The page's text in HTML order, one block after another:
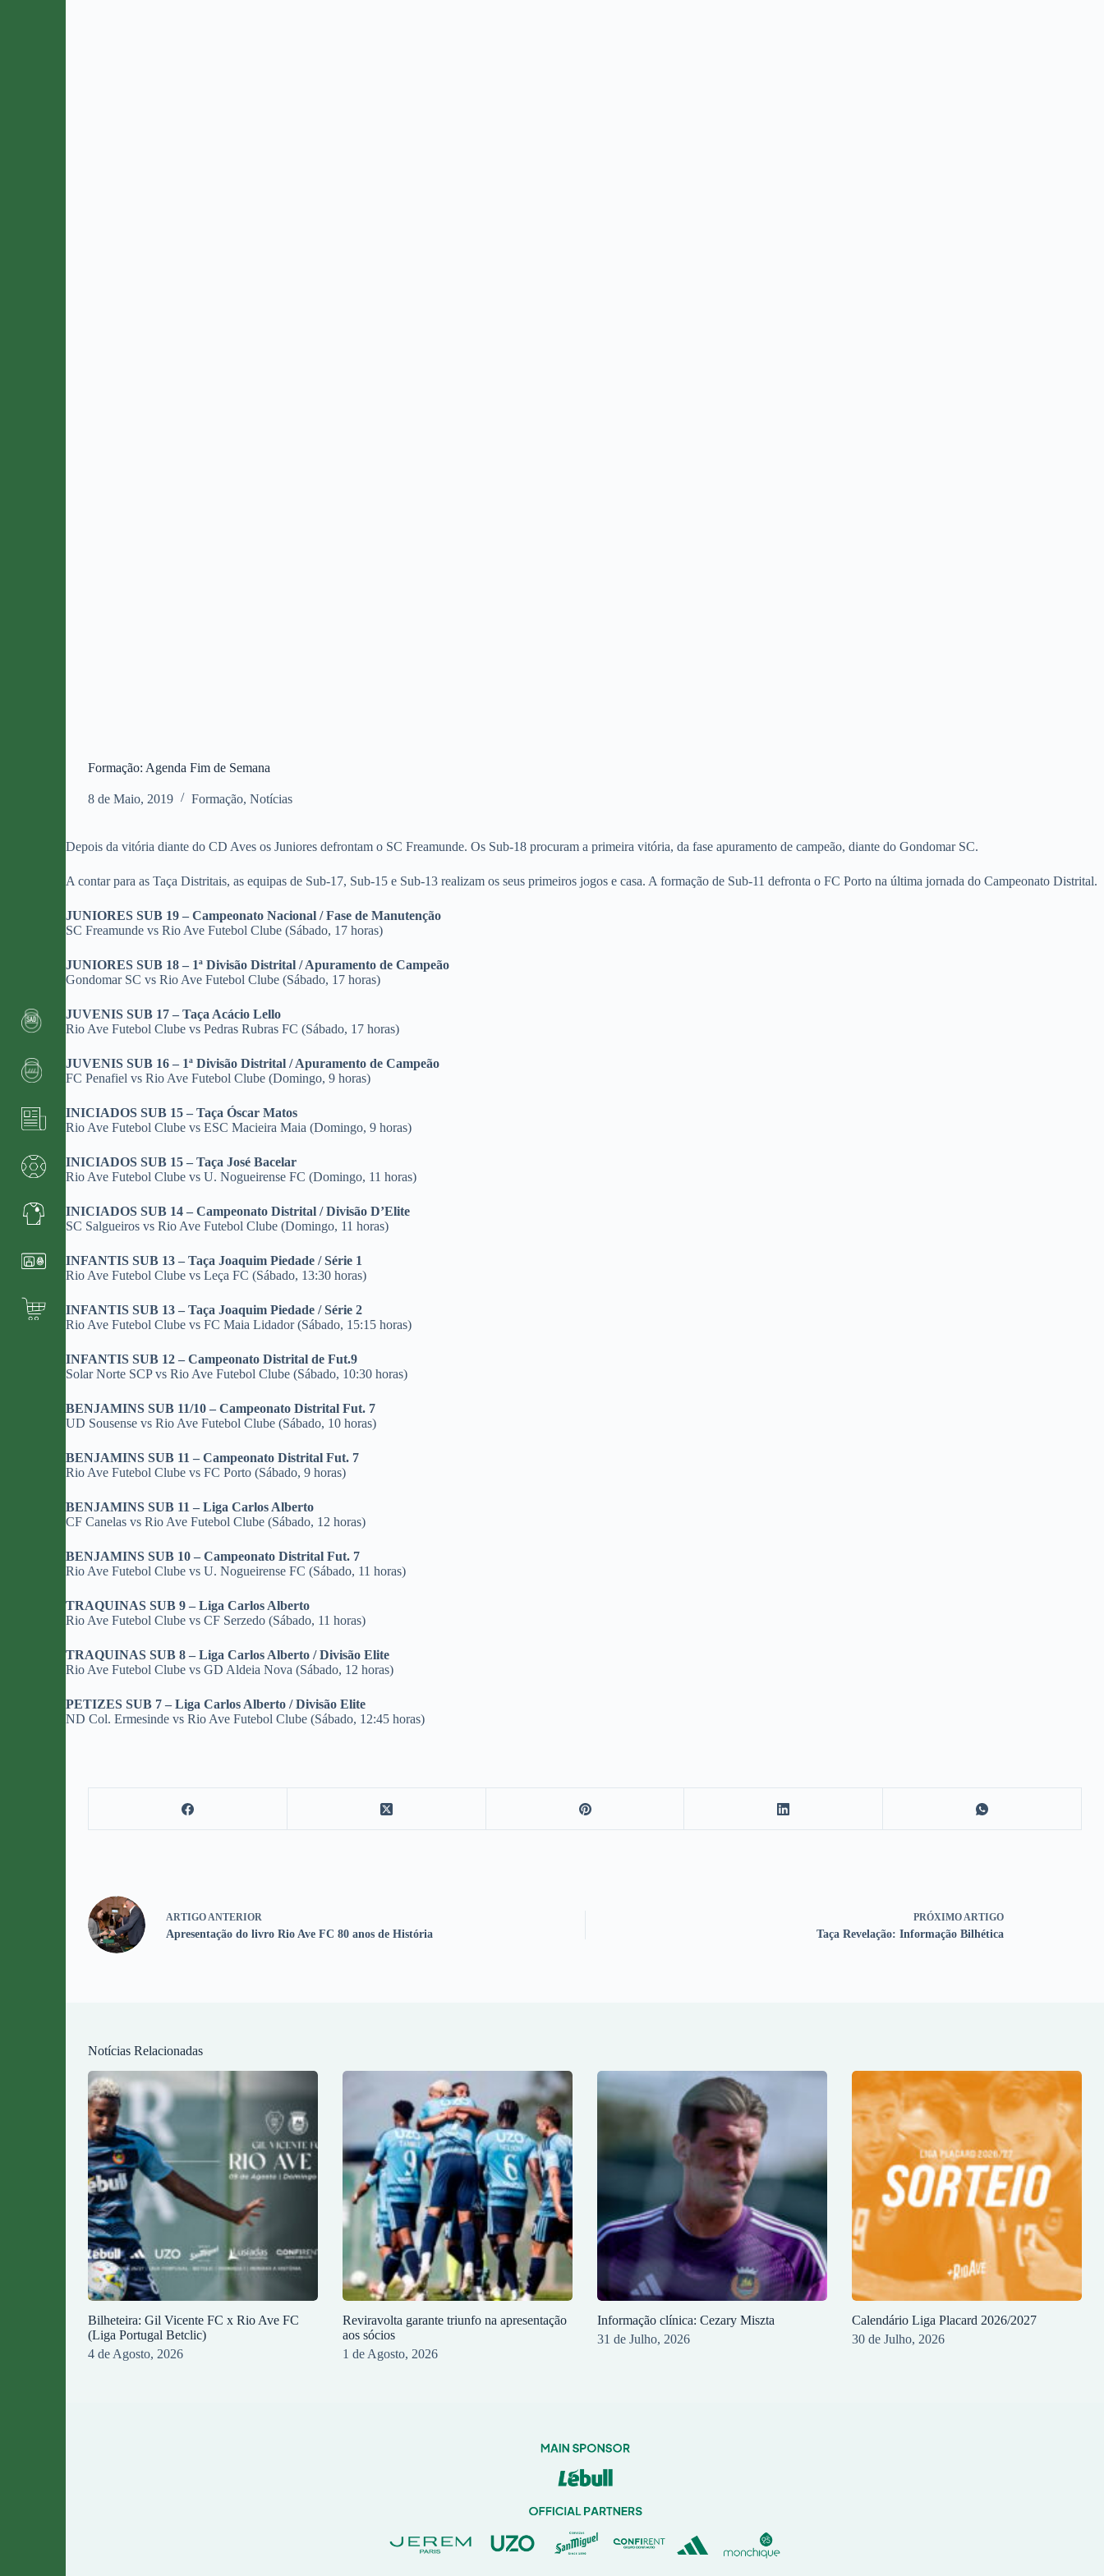
Formação: Agenda Fim de Semana
8 de Maio, 2019 Formação,Notícias
Depois da vitória diante do CD Aves os Juniores defrontam o SC Freamunde. Os Sub-18 procuram a primeira vitória, da fase apuramento de campeão, diante do Gondomar SC.
A contar para as Taça Distritais, as equipas de Sub-17, Sub-15 e Sub-13 realizam os seus primeiros jogos e casa. A formação de Sub-11 defronta o FC Porto na última jornada do Campeonato Distrital.
JUNIORES SUB 19 – Campeonato Nacional / Fase de Manutenção
SC Freamunde vs Rio Ave Futebol Clube (Sábado, 17 horas)
JUNIORES SUB 18 – 1ª Divisão Distrital / Apuramento de Campeão
Gondomar SC vs Rio Ave Futebol Clube (Sábado, 17 horas)
JUVENIS SUB 17 – Taça Acácio Lello
Rio Ave Futebol Clube vs Pedras Rubras FC (Sábado, 17 horas)
JUVENIS SUB 16 – 1ª Divisão Distrital / Apuramento de Campeão
FC Penafiel vs Rio Ave Futebol Clube (Domingo, 9 horas)
INICIADOS SUB 15 – Taça Óscar Matos
Rio Ave Futebol Clube vs ESC Macieira Maia (Domingo, 9 horas)
INICIADOS SUB 15 – Taça José Bacelar
Rio Ave Futebol Clube vs U. Nogueirense FC (Domingo, 11 horas)
INICIADOS SUB 14 – Campeonato Distrital / Divisão D’Elite
SC Salgueiros vs Rio Ave Futebol Clube (Domingo, 11 horas)
INFANTIS SUB 13 – Taça Joaquim Piedade / Série 1
Rio Ave Futebol Clube vs Leça FC (Sábado, 13:30 horas)
INFANTIS SUB 13 – Taça Joaquim Piedade / Série 2
Rio Ave Futebol Clube vs FC Maia Lidador (Sábado, 15:15 horas)
INFANTIS SUB 12 – Campeonato Distrital de Fut.9
Solar Norte SCP vs Rio Ave Futebol Clube (Sábado, 10:30 horas)
BENJAMINS SUB 11/10 – Campeonato Distrital Fut. 7
UD Sousense vs Rio Ave Futebol Clube (Sábado, 10 horas)
BENJAMINS SUB 11 – Campeonato Distrital Fut. 7
Rio Ave Futebol Clube vs FC Porto (Sábado, 9 horas)
BENJAMINS SUB 11 – Liga Carlos Alberto
CF Canelas vs Rio Ave Futebol Clube (Sábado, 12 horas)
BENJAMINS SUB 10 – Campeonato Distrital Fut. 7
Rio Ave Futebol Clube vs U. Nogueirense FC (Sábado, 11 horas)
TRAQUINAS SUB 9 – Liga Carlos Alberto
Rio Ave Futebol Clube vs CF Serzedo (Sábado, 11 horas)
TRAQUINAS SUB 8 – Liga Carlos Alberto / Divisão Elite
Rio Ave Futebol Clube vs GD Aldeia Nova (Sábado, 12 horas)
PETIZES SUB 7 – Liga Carlos Alberto / Divisão Elite
ND Col. Ermesinde vs Rio Ave Futebol Clube (Sábado, 12:45 horas)
ARTIGO ANTERIOR
Apresentação do livro Rio Ave FC 80 anos de História
PRÓXIMO ARTIGO
Taça Revelação: Informação Bilhética
Notícias Relacionadas
Bilheteira: Gil Vicente FC x Rio Ave FC
(Liga Portugal Betclic)
4 de Agosto, 2026
Reviravolta garante triunfo na apresentação
aos sócios
1 de Agosto, 2026
Informação clínica: Cezary Miszta
31 de Julho, 2026
Calendário Liga Placard 2026/2027
30 de Julho, 2026